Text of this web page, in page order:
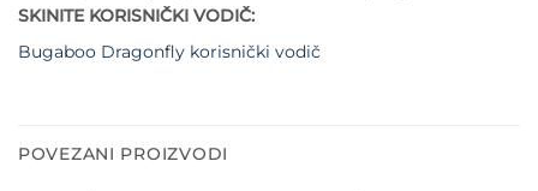
SKINITE KORISNIČKI VODIČ:
Bugaboo Dragonfly korisnički vodič
POVEZANI PROIZVODI